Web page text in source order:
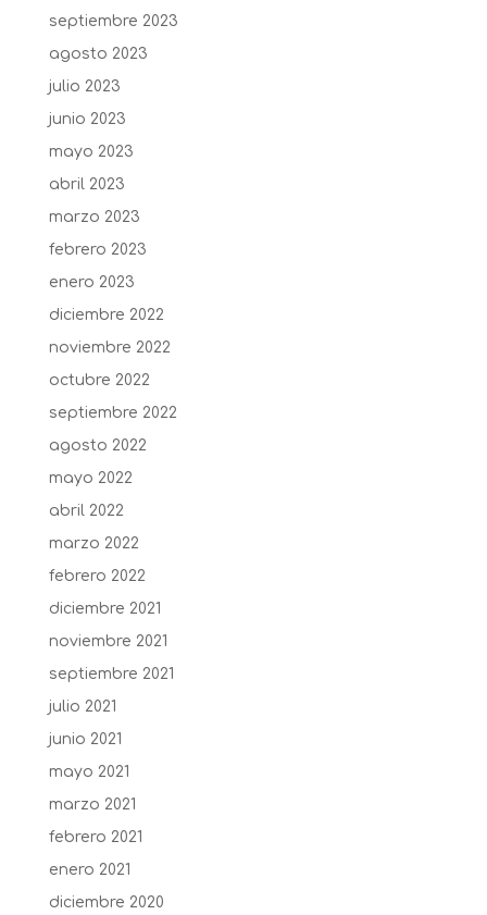
septiembre 2023
agosto 2023
julio 2023
junio 2023
mayo 2023
abril 2023
marzo 2023
febrero 2023
enero 2023
diciembre 2022
noviembre 2022
octubre 2022
septiembre 2022
agosto 2022
mayo 2022
abril 2022
marzo 2022
febrero 2022
diciembre 2021
noviembre 2021
septiembre 2021
julio 2021
junio 2021
mayo 2021
marzo 2021
febrero 2021
enero 2021
diciembre 2020